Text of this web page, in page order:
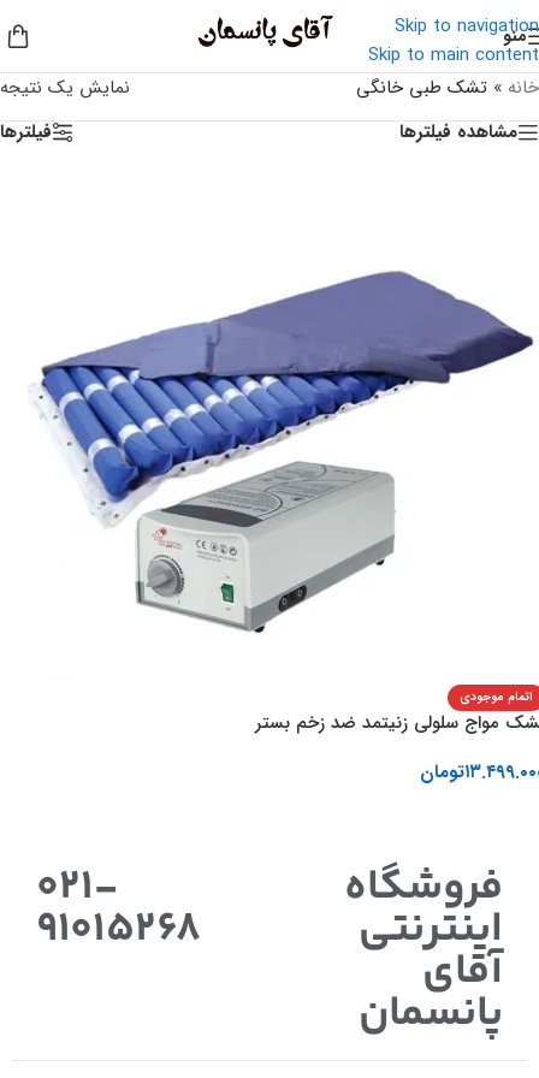
Skip to navigation
Skip to main content
منو
خانه » تشک طبی خانگی
نمایش یک نتیجه
مشاهده فیلترها
فیلترها
اتمام موجودی
مواج سلولی زنیتمد ضد زخم بستر
تومان
فروشگاه
اینترنتی
آقای
پانسمان
021-
91015268